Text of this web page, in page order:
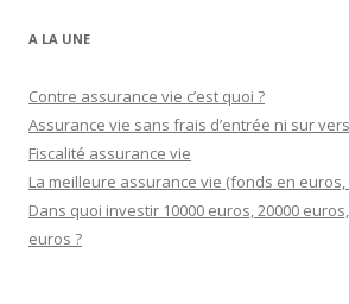
A LA UNE
Contre assurance vie c’est quoi ?
Assurance vie sans frais d’entrée ni sur
Fiscalité assurance vie
La meilleure assurance vie (fonds en
Dans quoi investir 10000 euros, 20000
euros ?